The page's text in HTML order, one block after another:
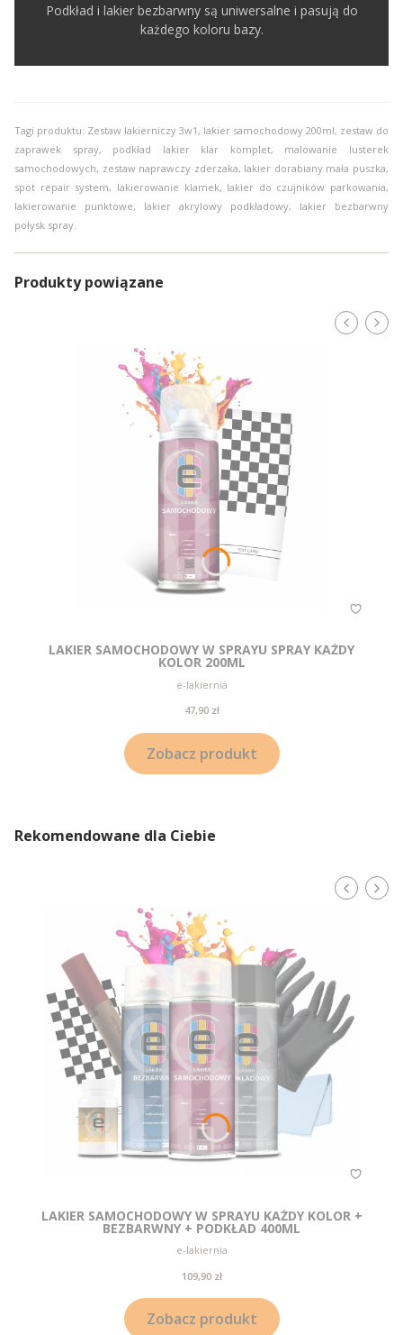
Podkład i lakier bezbarwny są uniwersalne i pasują do
każdego koloru bazy.
Tagi produktu: Zestaw lakierniczy 3w1, lakier samochodowy 200ml, zestaw do
zaprawek spray, podkład lakier klar komplet, malowanie lusterek
samochodowych, zestaw naprawczy zderzaka, lakier dorabiany mała puszka,
spot repair system, lakierowanie klamek, lakier do czujników parkowania,
lakierowanie punktowe, lakier akrylowy podkładowy, lakier bezbarwny
połysk spray.
Produkty powiązane
LAKIER SAMOCHODOWY W SPRAYU SPRAY KAŻDY
KOLOR 200ML
Producent
e-lakiernia
Cena
47,90 zł
Zobacz produkt
Rekomendowane dla Ciebie
LAKIER SAMOCHODOWY W SPRAYU KAŻDY KOLOR +
BEZBARWNY + PODKŁAD 400ML
Producent
e-lakiernia
Cena
109,90 zł
Zobacz produkt